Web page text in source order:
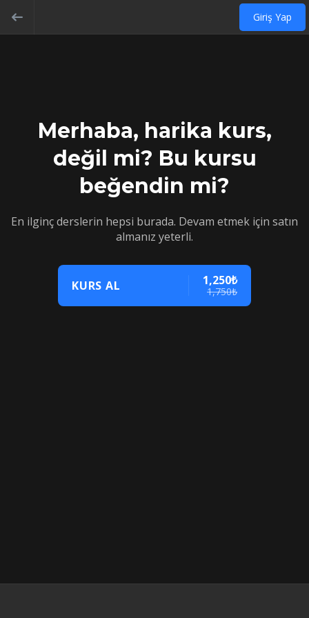
Giriş Yap
Merhaba, harika kurs,
değil mi? Bu kursu
beğendin mi?
En ilginç derslerin hepsi burada. Devam etmek için satın
almanız yeterli.
KURS AL 1,250₺
1,750₺